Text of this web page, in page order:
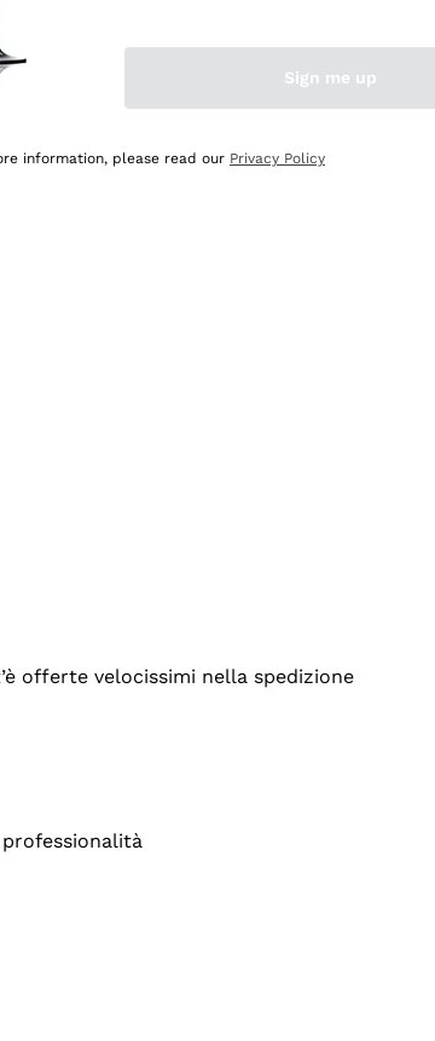
lo consiglio! 👍
offerte velocissimi nella spedizione
Sign me up
information, please read our Privacy Policy